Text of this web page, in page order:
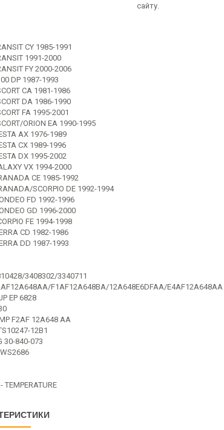
сайту.
CY 1985-1991
1991-2000
FY 2000-2006
DP 1987-1993
CA 1981-1986
DA 1986-1990
FA 1995-2001
ORION EA 1990-1995
AX 1976-1989
CX 1989-1996
DX 1995-2002
VX 1994-2000
CE 1985-1992
SCORPIO DE 1992-1994
FD 1992-1996
GD 1996-2000
FE 1994-1998
CD 1982-1986
DD 1987-1993
3408302/3340711
F1AF12A648BA/12A648E6DFAA/E4AF12A648AA
EP 6828
F2AF 12A648 AA
12B1
30-840-073
TEMPERATURE